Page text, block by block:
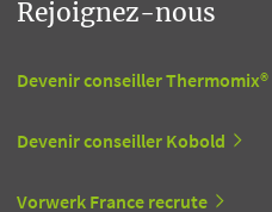
Rejoignez-nous
Devenir conseiller Thermomix®
Devenir conseiller Kobold
Vorwerk France recrute